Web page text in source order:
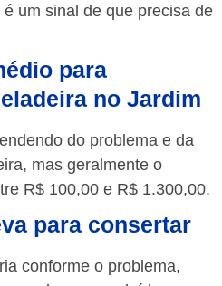
um sinal de que precisa de
para
no Jardim
do problema e da
mas geralmente o
R$ 100,00 e R$ 1.300,00.
para consertar
conforme o problema,